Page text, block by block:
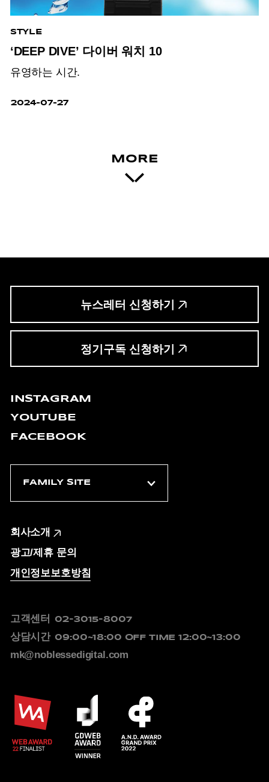
STYLE
‘DEEP DIVE’ 다이버 워치 10
유영하는 시간.
2024-07-27
MORE
뉴스레터 신청하기
정기구독 신청하기
INSTAGRAM
YOUTUBE
FACEBOOK
회사소개
광고/제휴 문의
개인정보보호방침
고객센터 02-3015-8007
상담시간 09:00~18:00 OFF TIME 12:00~13:00
mk@noblessedigital.com